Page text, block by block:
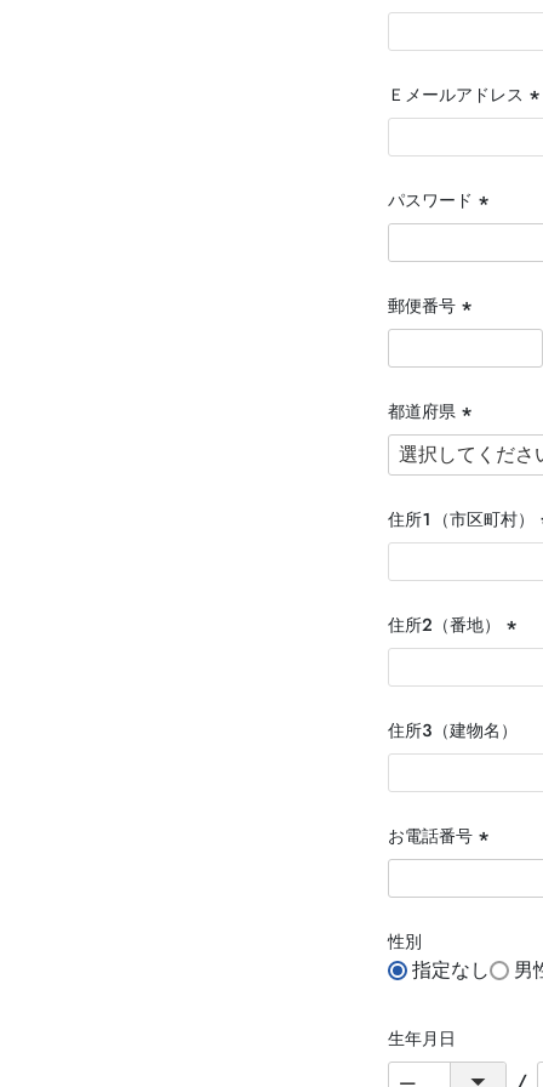
(
Ｅメールアドレス
(
パスワード
(必
須)
郵便番号
(必
須)
都道府県
(必
須)
住所１（市区町村）
住所２（番地）
(必
須)
住所３（建物名）
お電話番号
(必
須)
性別
指定なし 男
生年月日